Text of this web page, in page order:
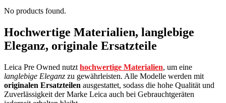
No products found.
Hochwertige Materialien, langlebige
Eleganz, originale Ersatzteile
Leica Pre Owned nutzt hochwertige Materialien, um eine
langlebige Eleganz zu gewährleisten. Alle Modelle werden mit
originalen Ersatzteilen ausgestattet, sodass die hohe Qualität und
Zuverlässigkeit der Marke Leica auch bei Gebrauchtgeräten